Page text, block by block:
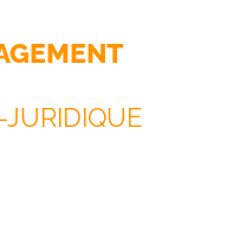
JURIDIQUE